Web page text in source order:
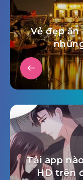
Vẻ đẹp
Tải app
HD trên